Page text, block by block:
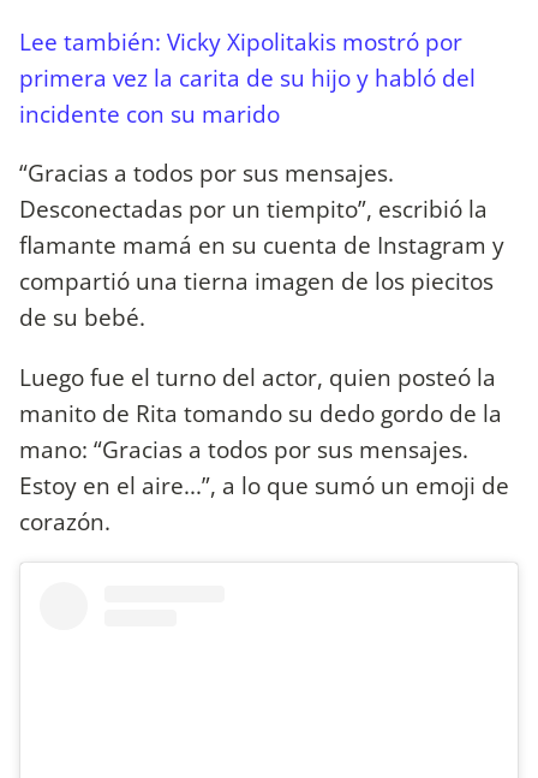
Lee también: Vicky Xipolitakis mostró por
primera vez la carita de su hijo y habló del
incidente con su marido
“Gracias a todos por sus mensajes.
Desconectadas por un tiempito”, escribió la
flamante mamá en su cuenta de Instagram y
compartió una tierna imagen de los piecitos
de su bebé.
Luego fue el turno del actor, quien posteó la
manito de Rita tomando su dedo gordo de la
mano: “Gracias a todos por sus mensajes.
Estoy en el aire...”, a lo que sumó un emoji de
corazón.